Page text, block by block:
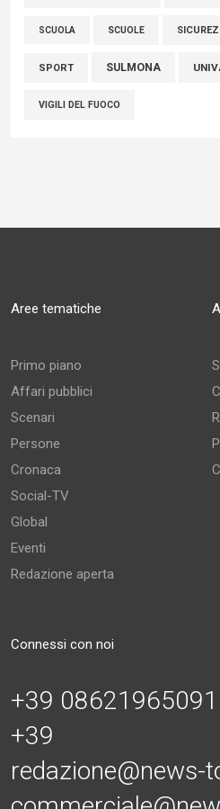
SCUOLA SCUOLE
SPORT SULMONA
VIGILI DEL FUOCO
Aree tematiche
Primo piano
Affari pubblici
Scenari
Persone
Cronaca
Social-TV
Global
Eventi
Redazione aperta
Connessi con noi
+39 08621965091
+39
redazione@news-